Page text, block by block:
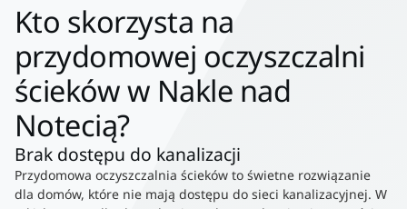
Kto skorzysta na
przydomowej oczyszczalni
ścieków w Nakle nad
Notecią?
Brak dostępu do kanalizacji
Przydomowa oczyszczalnia ścieków to świetne rozwiązanie
dla domów, które nie mają dostępu do sieci kanalizacyjnej. W